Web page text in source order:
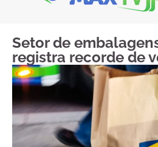
Setor de
registra recorde de